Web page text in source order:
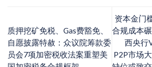
质押挖矿免税、Gas费豁免、
自愿披露特赦：众议院筹款委
员会7项加密税收法案重塑美
资本金门
合规成本
西央行
P2P市场